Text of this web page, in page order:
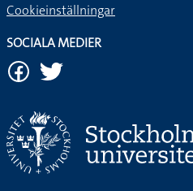
Cookieinställningar
SOCIALA MEDIER